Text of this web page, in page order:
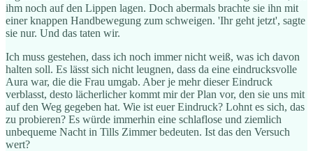
ihm noch auf den Lippen lagen. Doch abermals brachte sie ihn mit
einer knappen Handbewegung zum schweigen. 'Ihr geht jetzt', sagte
sie nur. Und das taten wir.
Ich muss gestehen, dass ich noch immer nicht weiß, was ich davon
halten soll. Es lässt sich nicht leugnen, dass da eine eindrucksvolle
Aura war, die die Frau umgab. Aber je mehr dieser Eindruck
verblasst, desto lächerlicher kommt mir der Plan vor, den sie uns mit
auf den Weg gegeben hat. Wie ist euer Eindruck? Lohnt es sich, das
zu probieren? Es würde immerhin eine schlaflose und ziemlich
unbequeme Nacht in Tills Zimmer bedeuten. Ist das den Versuch
wert?